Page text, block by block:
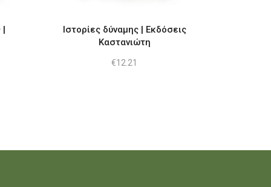
|
Ιστορίες δύναμης | Εκδόσεις
Καστανιώτη
€12.21